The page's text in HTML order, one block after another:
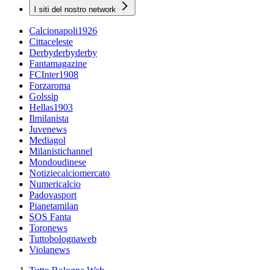
I siti del nostro network
Calcionapoli1926
Cittaceleste
Derbyderbyderby
Fantamagazine
FCInter1908
Forzaroma
Golssip
Hellas1903
Ilmilanista
Juvenews
Mediagol
Milanistichannel
Mondoudinese
Notiziecalciomercato
Numericalcio
Padovasport
Pianetamilan
SOS Fanta
Toronews
Tuttobolognaweb
Violanews